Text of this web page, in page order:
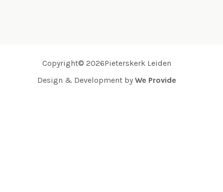
Copyright© 2026Pieterskerk Leiden
Design & Development by We Provide